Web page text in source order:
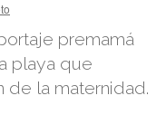
premamá
playa que
de la maternidad.